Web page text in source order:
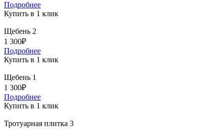
Подробнее
Купить в 1 клик
Щебень 2
1 300₽
Подробнее
Купить в 1 клик
Щебень 1
1 300₽
Подробнее
Купить в 1 клик
Тротуарная плитка 3